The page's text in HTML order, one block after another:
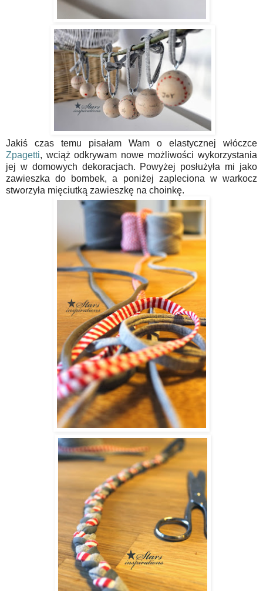
Jakiś czas temu pisałam Wam o elastycznej włóczce
Zpagetti, wciąż odkrywam nowe możliwości wykorzystania
jej w domowych dekoracjach. Powyżej posłużyła mi jako
zawieszka do bombek, a poniżej zapleciona w warkocz
stworzyła mięciutką zawieszkę na choinkę.